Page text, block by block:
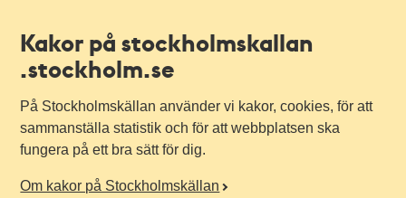
Kakor på stockholmskallan
.stockholm.se
På Stockholmskällan använder vi kakor, cookies, för att
sammanställa statistik och för att webbplatsen ska
fungera på ett bra sätt för dig.
Om kakor på Stockholmskällan